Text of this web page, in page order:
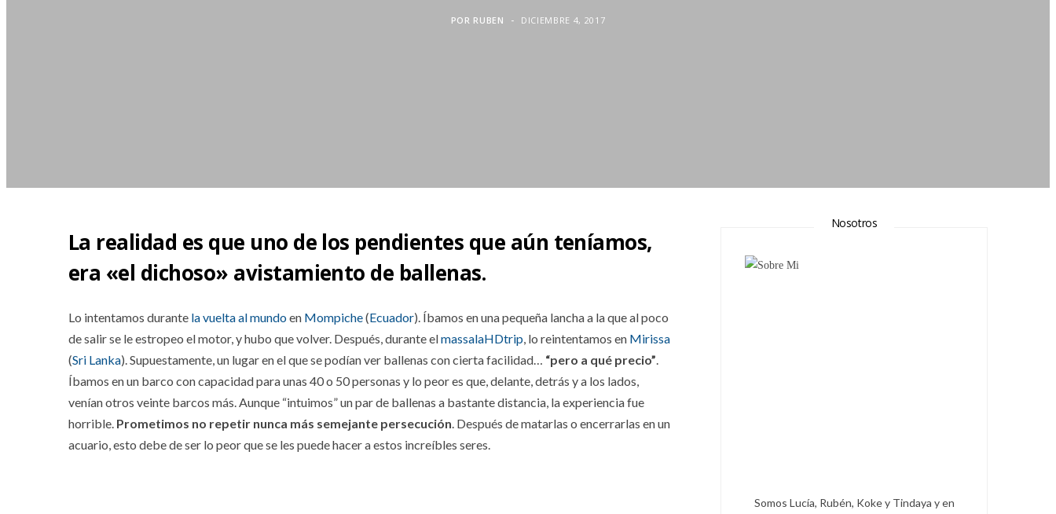
POR RUBEN DICIEMBRE 4, 2017
La realidad es que uno de los pendientes que aún teníamos,
era «el dichoso» avistamiento de ballenas.
Lo intentamos durante la vuelta al mundoen Mompiche(Ecuador). Íbamos en una pequeña lancha a la que al poco
de salir se le estropeo el motor, y hubo que volver. Después, durante elmassalaHDtrip , lo reintentamos en Mirissa
(Sri Lanka). Supuestamente, un lugar en el que se podían ver ballenas con cierta facilidad… “pero a qué precio”
Íbamos en un barco con capacidad para unas 40 o 50 personas y lo peor es que, delante, detrás y a los lados,
venían otros veinte barcos más. Aunque “intuimos” un par de ballenas a bastante distancia, la experiencia fue
horrible. Prometimos no repetir nunca más semejante persecución . Después de matarlas o encerrarlas en un
acuario, esto debe de ser lo peor que se les puede hacer a estos increíbles seres.
Nosotros
Somos Lucía, Rubén, Koke y Tindaya y en